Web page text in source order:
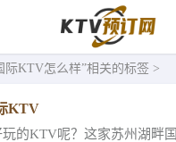
际KTV怎么样”相关的标签 >
KTV
的KTV呢？这家苏州湖畔国